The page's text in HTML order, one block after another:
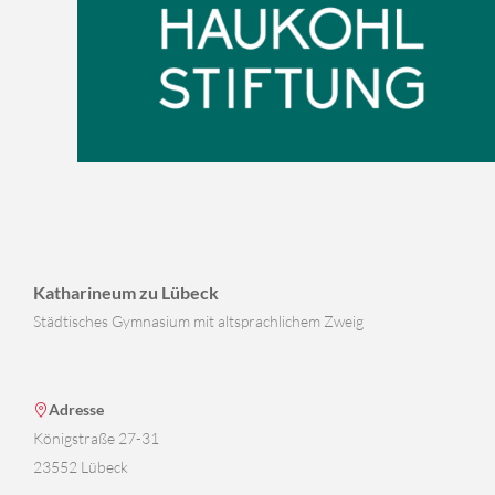
Katharineum zu Lübeck
Städtisches Gymnasium mit altsprachlichem Zweig
Adresse
Königstraße 27-31
23552 Lübeck